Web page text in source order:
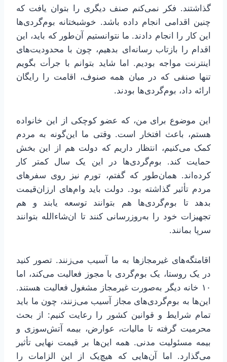
گذاشتند. فکر نمی‌کنم صنف دیگری را بتوان یافت که
چنین اقدامی انجام داده باشد. خوشبختانه بوم‌گردی‌ها
این کار را انجام دادند. ما نتوانستیم آن‌طور که باید، این
اقدام را بازتاب رسانه‌ای بدهیم، چون با محدودیت‌های
اینترنت مواجه بودیم. اما شاید بتوانم با جرأت بگویم
تنها صنفی که در میان همه صنوف، اقامت را رایگان
ارائه داد، بوم‌گردی‌ها بودند.
این موضوع برای من، که عضو کوچکی از این خانواده
هستم، باعث افتخار است. وقتی ما این‌گونه به مردم
کمک می‌کنیم، انتظار داریم که دولت هم از این بخش
حمایت کند. بوم‌گردی‌ها در این یک سال کمتر کار
کرده‌اند. همان‌طور که گفتم، تورم نیز روی سفرهای
مردم تأثیر گذاشته بود. دولت باید وام‌های ارزان‌قیمت
بدهد تا بوم‌گردی‌ها هم بتوانند توسعه یابند و هم
تجهیزات خود را به‌روزرسانی کنند تا ان‌شاءالله بتوانند
سرپا بمانند.
اقامتگه‌های غیرمجازها به ما آسیب می‌زنند. تصور کنید
در یک روستا، یک بوم‌گردی با مجوز فعالیت می‌کند، اما
۱۰ خانه دیگر به‌صورت غیرمجاز مشغول فعالیت هستند.
این‌ها به بوم‌گردی‌های مجاز آسیب می‌زنند، چون ما باید
تمام شرایط و قوانین کشور را رعایت کنیم: از بحث
محرمیت گرفته تا مالیات، عوارض، بیمه آتش‌سوزی و
بیمه مسئولیت مدنی. همه این‌ها بر قیمت نهایی تأثیر
می‌گذارد. اما آن‌هایی که هیچ‌یک از این الزامات را